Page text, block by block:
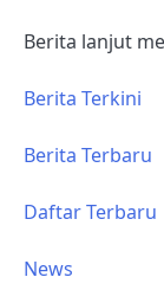
Berita lanjut
Berita Terkini
Berita Terbaru
Daftar Terbaru
News